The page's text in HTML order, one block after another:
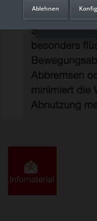
Ablehnen